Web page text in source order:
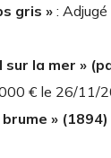
gris » : Adjugé
sur la mer »
€ le 26/11/
» (1894)